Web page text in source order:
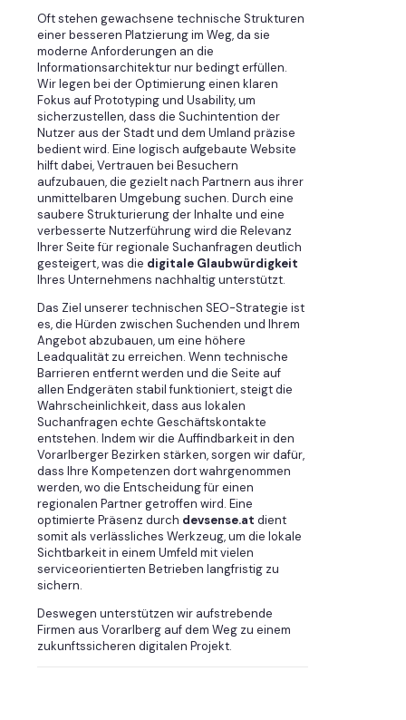
Oft stehen gewachsene technische Strukturen
einer besseren Platzierung im Weg, da sie
moderne Anforderungen an die
Informationsarchitektur nur bedingt erfüllen.
Wir legen bei der Optimierung einen klaren
Fokus auf Prototyping und Usability, um
sicherzustellen, dass die Suchintention der
Nutzer aus der Stadt und dem Umland präzise
bedient wird. Eine logisch aufgebaute Website
hilft dabei, Vertrauen bei Besuchern
aufzubauen, die gezielt nach Partnern aus ihrer
unmittelbaren Umgebung suchen. Durch eine
saubere Strukturierung der Inhalte und eine
verbesserte Nutzerführung wird die Relevanz
Ihrer Seite für regionale Suchanfragen deutlich
gesteigert, was die digitale Glaubwürdigkeit
Ihres Unternehmens nachhaltig unterstützt.
Das Ziel unserer technischen SEO-Strategie ist
es, die Hürden zwischen Suchenden und Ihrem
Angebot abzubauen, um eine höhere
Leadqualität zu erreichen. Wenn technische
Barrieren entfernt werden und die Seite auf
allen Endgeräten stabil funktioniert, steigt die
Wahrscheinlichkeit, dass aus lokalen
Suchanfragen echte Geschäftskontakte
entstehen. Indem wir die Auffindbarkeit in den
Vorarlberger Bezirken stärken, sorgen wir dafür,
dass Ihre Kompetenzen dort wahrgenommen
werden, wo die Entscheidung für einen
regionalen Partner getroffen wird. Eine
optimierte Präsenz durch devsense.at dient
somit als verlässliches Werkzeug, um die lokale
Sichtbarkeit in einem Umfeld mit vielen
serviceorientierten Betrieben langfristig zu
sichern.
Deswegen unterstützen wir aufstrebende
Firmen aus Vorarlberg auf dem Weg zu einem
zukunftssicheren digitalen Projekt.